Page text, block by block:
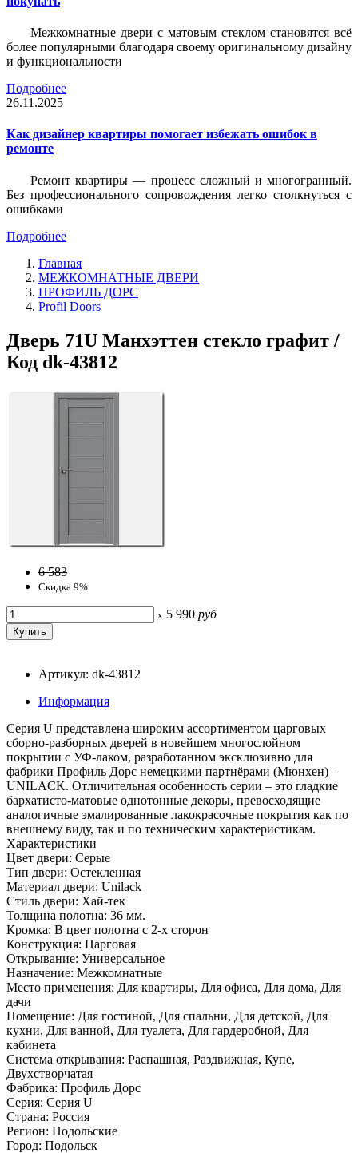
Межкомнатные двери с матовым стеклом становятся всё
более популярными благодаря своему оригинальному дизайну
и функциональности
Подробнее
26.11.2025
Как дизайнер квартиры помогает избежать ошибок в
ремонте
Ремонт квартиры — процесс сложный и многогранный.
Без профессионального сопровождения легко столкнуться с
ошибками
Подробнее
Главная
МЕЖКОМНАТНЫЕ ДВЕРИ
ПРОФИЛЬ ДОРС
Profil Doors
Дверь 71U Манхэттен стекло графит /
Код dk-43812
6 583
Скидка 9%
x 5 990 руб
Артикул: dk-43812
Информация
Серия U представлена широким ассортиментом царговых
сборно-разборных дверей в новейшем многослойном
покрытии с УФ-лаком, разработанном эксклюзивно для
фабрики Профиль Дорс немецкими партнёрами (Мюнхен) –
UNILACK. Отличительная особенность серии – это гладкие
бархатисто-матовые однотонные декоры, превосходящие
аналогичные эмалированные лакокрасочные покрытия как по
внешнему виду, так и по техническим характеристикам.
Характеристики
Цвет двери: Серые
Тип двери: Остекленная
Материал двери: Unilack
Стиль двери: Хай-тек
Толщина полотна: 36 мм.
Кромка: В цвет полотна с 2-х сторон
Конструкция: Царговая
Открывание: Универсальное
Назначение: Межкомнатные
Место применения: Для квартиры, Для офиса, Для дома, Для
дачи
Помещение: Для гостиной, Для спальни, Для детской, Для
кухни, Для ванной, Для туалета, Для гардеробной, Для
кабинета
Система открывания: Распашная, Раздвижная, Купе,
Двухстворчатая
Фабрика: Профиль Дорс
Серия: Серия U
Страна: Россия
Регион: Подольские
Город: Подольск